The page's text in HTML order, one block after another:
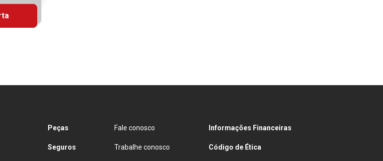
Peças
Seguros
Fale conosco
Trabalhe conosco
Informações Financeiras
Código de Ética